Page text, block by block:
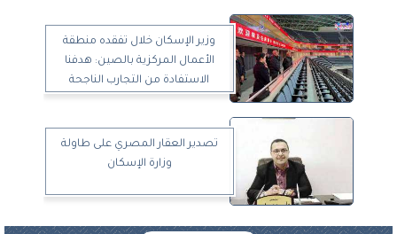
وزير الإسكان خلال تفقده منطقة
الأعمال المركزية بالصين: هدفنا
الاستفادة من التجارب الناجحة
تصدير العقار المصري على طاولة
وزارة الإسكان